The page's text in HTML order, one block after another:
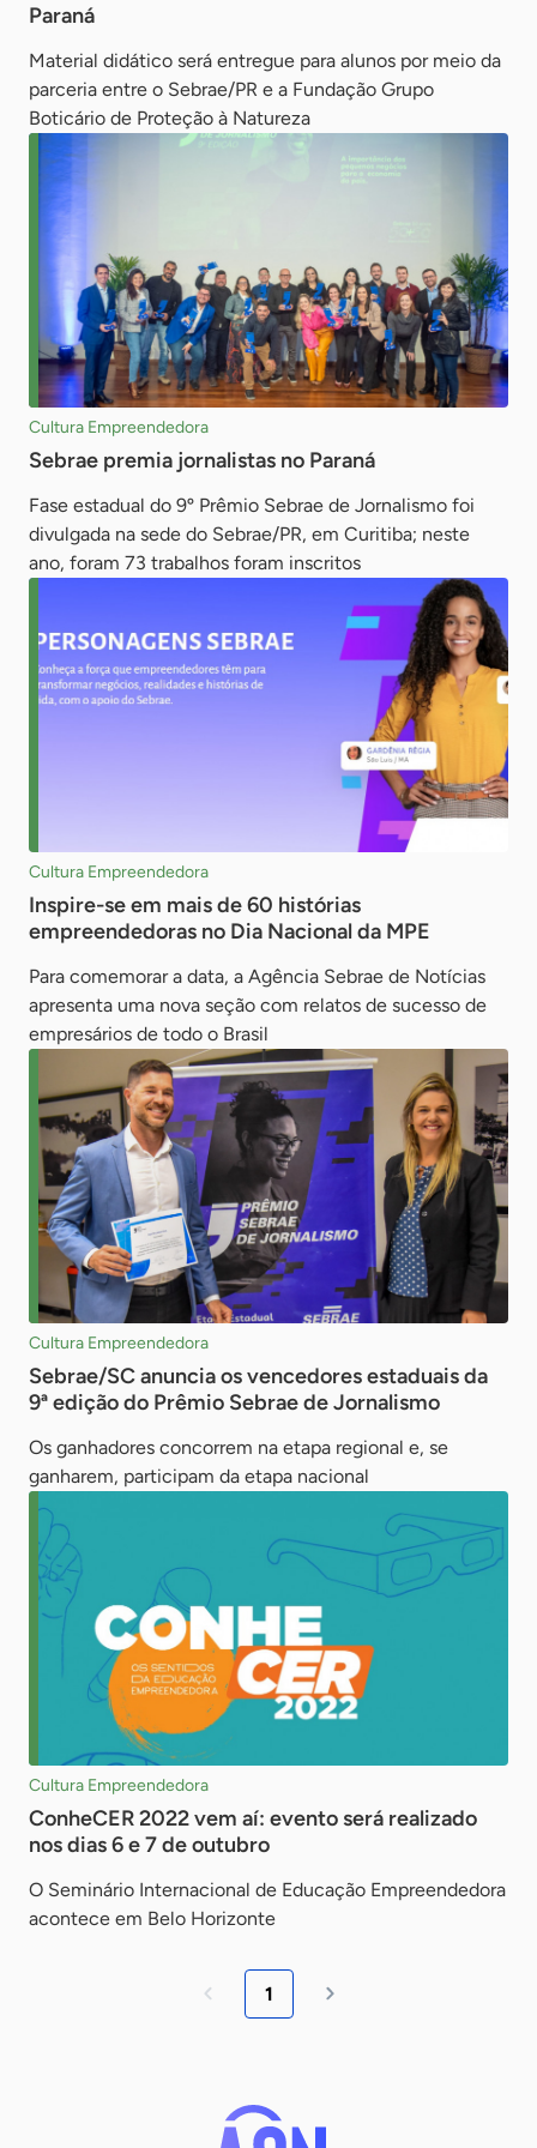
Paraná
Material didático será entregue para alunos por meio da
parceria entre o Sebrae/PR e a Fundação Grupo
Boticário de Proteção à Natureza
Cultura Empreendedora
Sebrae premia jornalistas no Paraná
Fase estadual do 9º Prêmio Sebrae de Jornalismo foi
divulgada na sede do Sebrae/PR, em Curitiba; neste
ano, foram 73 trabalhos foram inscritos
Cultura Empreendedora
Inspire-se em mais de 60 histórias
empreendedoras no Dia Nacional da MPE
Para comemorar a data, a Agência Sebrae de Notícias
apresenta uma nova seção com relatos de sucesso de
empresários de todo o Brasil
Cultura Empreendedora
Sebrae/SC anuncia os vencedores estaduais da
9ª edição do Prêmio Sebrae de Jornalismo
Os ganhadores concorrem na etapa regional e, se
ganharem, participam da etapa nacional
Cultura Empreendedora
ConheCER 2022 vem aí: evento será realizado
nos dias 6 e 7 de outubro
O Seminário Internacional de Educação Empreendedora
acontece em Belo Horizonte
1